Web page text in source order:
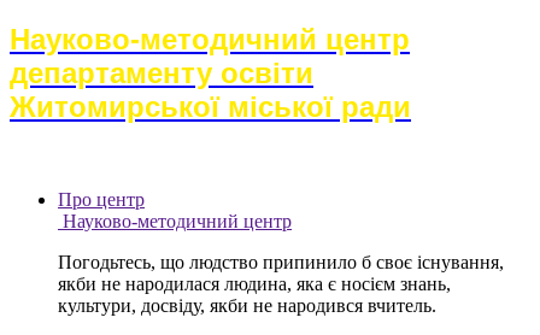
Науково-методичний центр
департаменту освіти
Житомирської міської ради
Про центр
Науково-методичний центр
Погодьтесь, що людство припинило б своє існування,
якби не народилася людина, яка є носієм знань,
культури, досвіду, якби не народився вчитель.